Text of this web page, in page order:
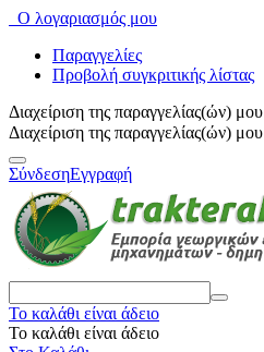
Ο λογαριασμός μου
Παραγγελίες
Προβολή συγκριτικής λίστας
Διαχείριση της παραγγελίας(ών) μου
Διαχείριση της παραγγελίας(ών) μου
ΣύνδεσηΕγγραφή
Το καλάθι είναι άδειο
Το καλάθι είναι άδειο